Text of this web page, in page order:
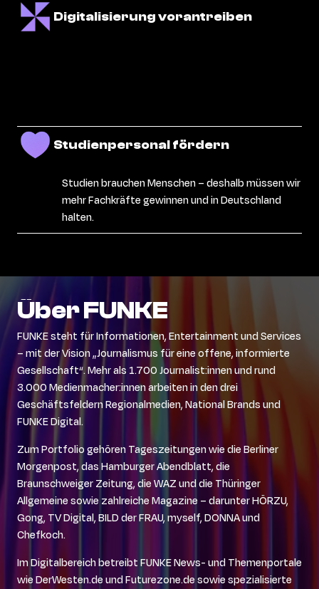
Digitalisierung vorantreiben
Studienpersonal fördern
Studien brauchen Menschen – deshalb müssen wir
mehr Fachkräfte gewinnen und in Deutschland
halten.
ÜberFUNKE
FUNKE steht für Informationen, Entertainment und Services
– mit der Vision „Journalismus für eine offene, informierte
Gesellschaft“. Mehr als 1.700 Journalist:innen und rund
3.000 Medienmacher:innen arbeiten in den drei
Geschäftsfeldern Regionalmedien, National Brands und
FUNKE Digital.
Zum Portfolio gehören Tageszeitungen wie die Berliner
Morgenpost, das Hamburger Abendblatt, die
Braunschweiger Zeitung, die WAZ und die Thüringer
Allgemeine sowie zahlreiche Magazine – darunter HÖRZU,
Gong, TV Digital, BILD der FRAU, myself, DONNA und
Chefkoch.
Im Digitalbereich betreibt FUNKE News- und Themenportale
wie DerWesten.de und Futurezone.de sowie spezialisierte